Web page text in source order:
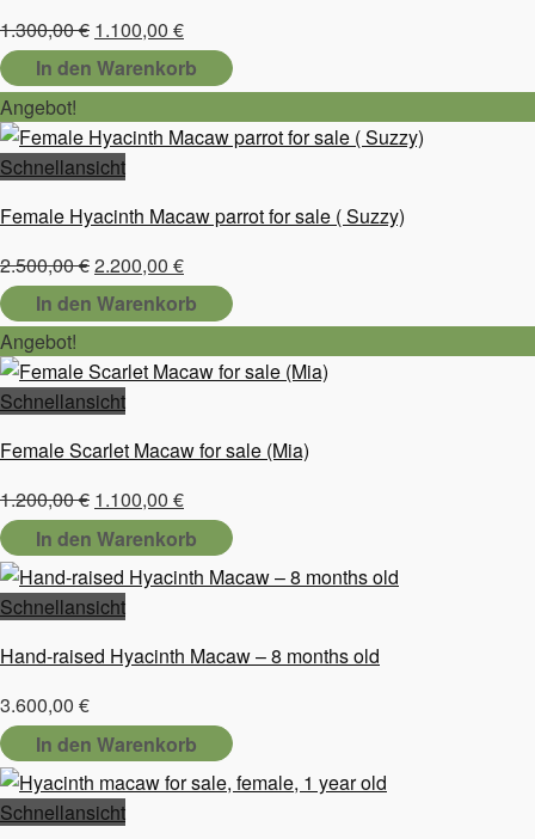
1.300,00€ Ursprünglicher
Preis
war:
1.300,00 €
1.100,00 €Aktueller
Preis
ist:
1.100,00 €.
In den Warenkorb
Angebot!
Schnellansicht
Female Hyacinth Macaw parrot for sale ( Suzzy)
2.500,00€Ursprünglicher
Preis
war:
2.500,00 €
2.200,00 €Aktueller
Preis
ist:
2.200,00 €.
In den Warenkorb
Angebot!
Schnellansicht
Female Scarlet Macaw for sale (Mia)
1.200,00€ Ursprünglicher
Preis
war:
1.200,00 €
1.100,00 €Aktueller
Preis
ist:
1.100,00 €.
In den Warenkorb
Schnellansicht
Hand-raised Hyacinth Macaw – 8 months old
3.600,00 €
In den Warenkorb
Schnellansicht